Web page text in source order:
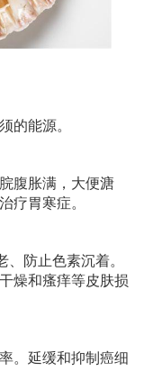
的能源。
腹胀满，大便溏
疗胃寒症。
防止色素沉着。
燥和瘙痒等皮肤损
。延缓和抑制癌细